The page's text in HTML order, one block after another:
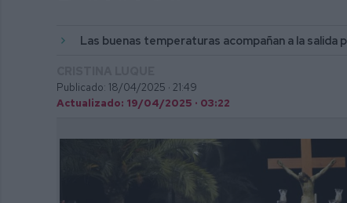
Las buenas temperaturas acompañan a la salida
Publicado: 18/04/2025 · 21:49
Actualizado: 19/04/2025 · 03:22